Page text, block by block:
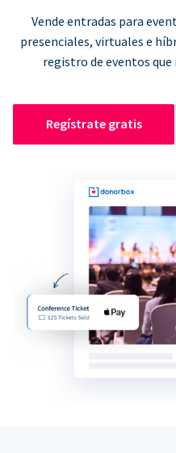
Vende entradas para
presenciales, virtuales e
registro de eventos
Regístrate gratis